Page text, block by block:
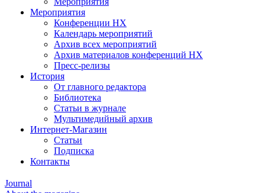
Мероприятия
Конференции НХ
Календарь мероприятий
Архив всех мероприятий
Архив материалов конференций НХ
Пресс-релизы
История
От главного редактора
Библиотека
Статьи в журнале
Мультимедийный архив
Интернет-Магазин
Статьи
Подписка
Контакты
Journal